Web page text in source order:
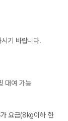
기 바랍니다.
대여 가능
요금(8kg이하 한